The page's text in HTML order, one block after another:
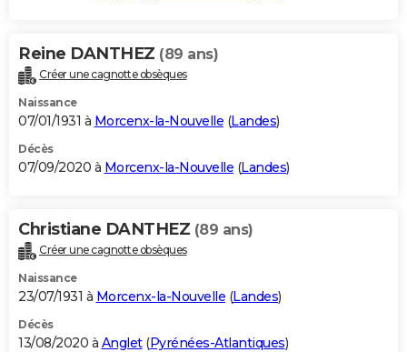
Reine DANTHEZ (89 ans)
Créer une cagnotte obsèques
Naissance
07/01/1931 à Morcenx-la-Nouvelle (Landes)
Décès
07/09/2020 à Morcenx-la-Nouvelle (Landes)
Christiane DANTHEZ (89 ans)
Créer une cagnotte obsèques
Naissance
23/07/1931 à Morcenx-la-Nouvelle (Landes)
Décès
13/08/2020 à Anglet(Pyrénées-Atlantiques)